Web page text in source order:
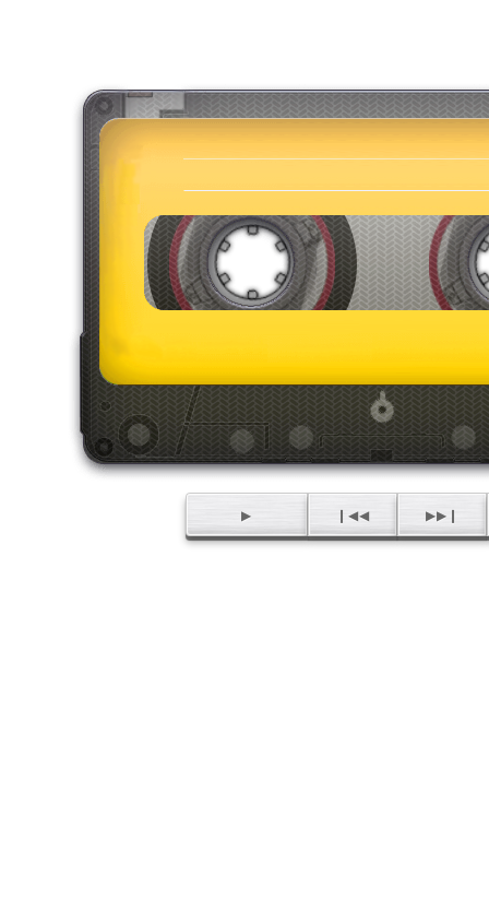
▶ ❙◀◀ ▶▶❙